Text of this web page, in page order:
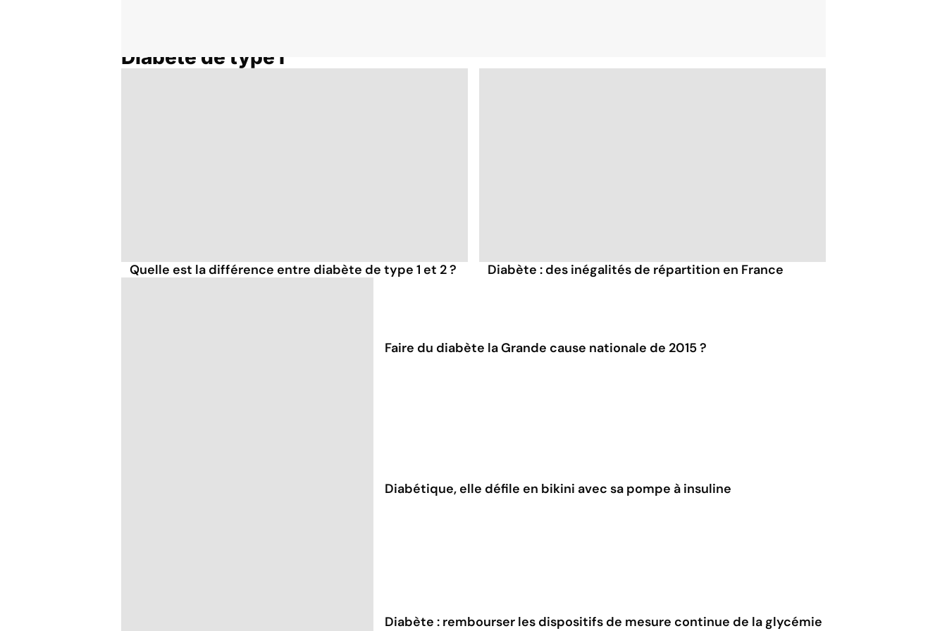
Diabète de type I
Quelle est la différence entre diabète de type 1 et 2 ? Diabète : des inégalités de répartition en France
Faire du diabète la Grande cause nationale de 2015 ?
Diabétique, elle défile en bikini avec sa pompe à insuline
Diabète : rembourser les dispositifs de mesure continue de la glycémie